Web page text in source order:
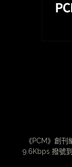
《PCM》創
9.6Kbps 撥號